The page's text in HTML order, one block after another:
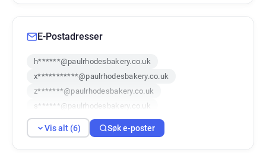
E-Postadresser
h******@paulrhodesbakery.co.uk
x***********@paulrhodesbakery.co.uk
z*******@paulrhodesbakery.co.uk
s******@paulrhodesbakery.co.uk
b********@paulrhodesbakery.co.uk
c*********@paulrhodesbakery.co.uk
Vis alt (6) Søk e-poster